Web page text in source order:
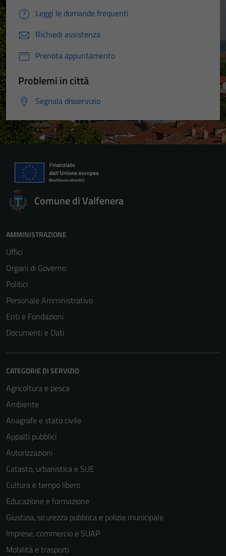
Leggi le domande frequenti
Richiedi assistenza
Prenota appuntamento
Problemi in città
Segnala disservizio
Comune di Valfenera
AMMINISTRAZIONE
Uffici
Organi di Governo
Politici
Personale Amministrativo
Enti e Fondazioni
Documenti e Dati
CATEGORIE DI SERVIZIO
Agricoltura e pesca
Ambiente
Anagrafe e stato civile
Appalti pubblici
Autorizzazioni
Catasto, urbanistica e SUE
Cultura e tempo libero
Educazione e formazione
Giustizia, sicurezza pubblica e polizia municipale
Imprese, commercio e SUAP
Mobilità e trasporti